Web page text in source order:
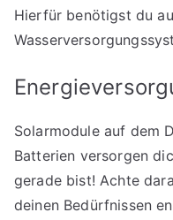
Hierfür benötigst du
Solarmodule auf dem
Batterien versorgen
gerade bist! Achte
deinen Bedürfnissen